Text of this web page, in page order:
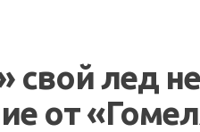
свой лед
от